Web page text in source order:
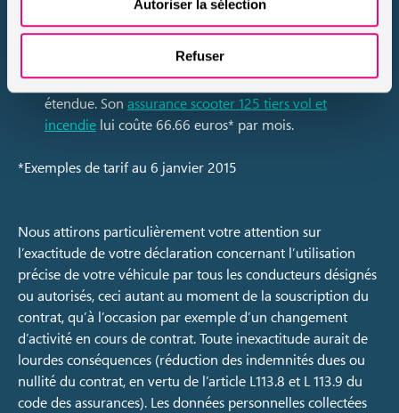
Autoriser la sélection
Refuser
de 0.6 a opté pour la formule Contact+ pour
scooter Piaggio
options garantie du casque et sécurité du conducteur
étendue. Son assurance scooter 125 tiers vol et
incendie lui coûte 66.66 euros* par mois.
*Exemples de tarif au 6 janvier 2015
Nous attirons particulièrement votre attention sur
l’exactitude de votre déclaration concernant l’utilisation
précise de votre véhicule par tous les conducteurs désignés
ou autorisés, ceci autant au moment de la souscription du
contrat, qu’à l’occasion par exemple d’un changement
d’activité en cours de contrat. Toute inexactitude aurait de
lourdes conséquences (réduction des indemnités dues ou
nullité du contrat, en vertu de l’article L113.8 et L 113.9 du
code des assurances). Les données personnelles collectées